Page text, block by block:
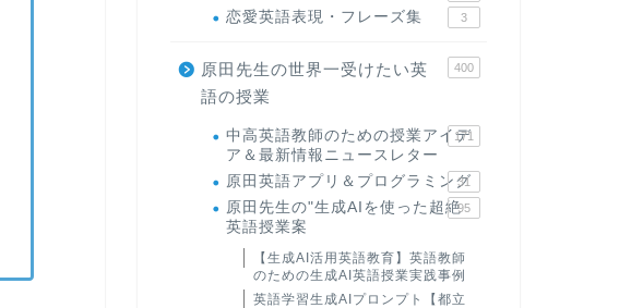
恋愛英語表現・フレーズ集 3
原田先生の世界一受けたい英
語の授業
400
中高英語教師のための授業アイデ
ア＆最新情報ニュースレター
171
原田英語アプリ＆プログラミング
31
原田先生の"生成AIを使った超絶
英語授業案
95
【生成AI活用英語教育】英語教師
のための生成AI英語授業実践事例
英語学習生成AIプロンプト【都立